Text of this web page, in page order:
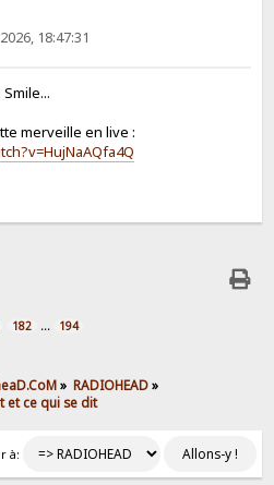
18:47:31
merveille en live :
182 ... 194
» RADIOHEAD»
et ce qui se dit
à: